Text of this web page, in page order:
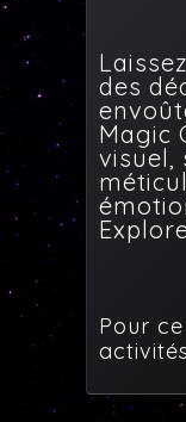
des
Magic
visuel,
Pour